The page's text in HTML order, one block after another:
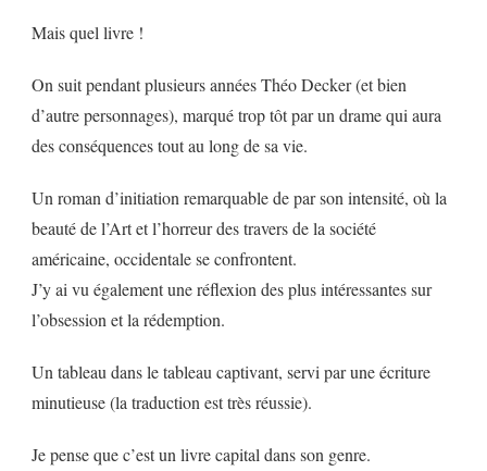
Mais quel livre !
On suit pendant plusieurs années Théo Decker (et bien
d’autre personnages), marqué trop tôt par un drame qui aura
des conséquences tout au long de sa vie.
Un roman d’initiation remarquable de par son intensité, où la
beauté de l’Art et l’horreur des travers de la société
américaine, occidentale se confrontent.
J’y ai vu également une réflexion des plus intéressantes sur
l’obsession et la rédemption.
Un tableau dans le tableau captivant, servi par une écriture
minutieuse (la traduction est très réussie).
Je pense que c’est un livre capital dans son genre.